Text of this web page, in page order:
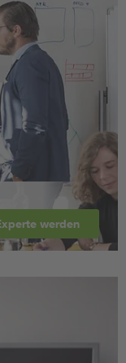
werden